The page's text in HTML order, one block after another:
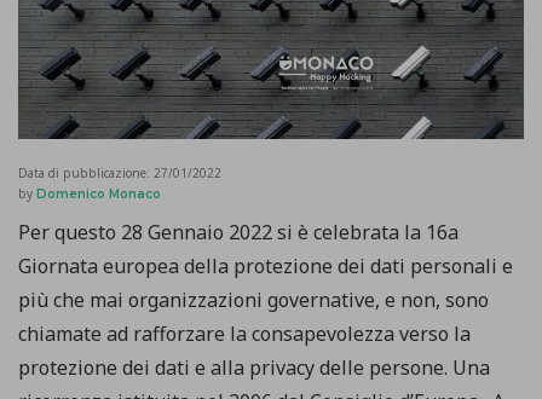
Data di pubblicazione: 27/01/2022
by Domenico Monaco
Per questo 28 Gennaio 2022 si è celebrata la 16a
Giornata europea della protezione dei dati personali e
più che mai organizzazioni governative, e non, sono
chiamate ad rafforzare la consapevolezza verso la
protezione dei dati e alla privacy delle persone. Una